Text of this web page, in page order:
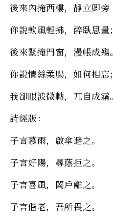
後來內掩西樓，靜立卿旁
你說軟風輕拂，醉臥思量；
後來緊掩門窗，漫帳成殤。
你說情絲柔腸，如何相忘；
我卻眼波微轉，兀自成霜。
詩經版：
子言慕雨，啟傘避之。
子言好陽，尋蔭拒之。
子言喜風，闔戶離之。
子言偕老，吾所畏之。